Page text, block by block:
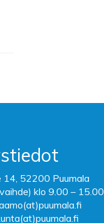
14, 52200 Puumala
klo 9.00 – 15.00